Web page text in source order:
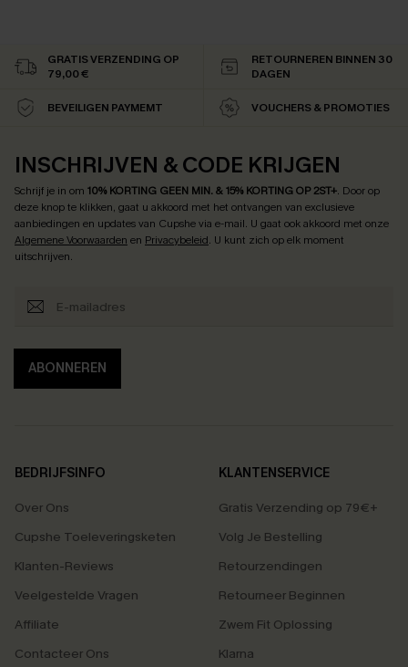
GRATIS VERZENDING OP
79,00 €
RETOURNEREN BINNEN 30
DAGEN
BEVEILIGEN PAYMEMT VOUCHERS & PROMOTIES
INSCHRIJVEN & CODE KRIJGEN
Schrijf je in om 10% KORTING GEEN MIN. & 15% KORTING OP 2ST+. Door op
deze knop te klikken, gaat u akkoord met het ontvangen van exclusieve
aanbiedingen en updates van Cupshe via e-mail. U gaat ook akkoord met onze
Algemene Voorwaarden en Privacybeleid. U kunt zich op elk moment
uitschrijven.
ABONNEREN
BEDRIJFSINFO
Over Ons
Cupshe Toeleveringsketen
Klanten-Reviews
Veelgestelde Vragen
Affiliate
Contacteer Ons
KLANTENSERVICE
Gratis Verzending op 79€+
Volg Je Bestelling
Retourzendingen
Retourneer Beginnen
Zwem Fit Oplossing
Klarna